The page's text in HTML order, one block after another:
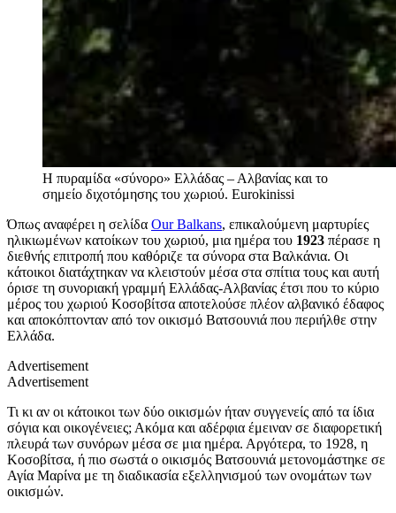
Η πυραμίδα «σύνορο» Ελλάδας – Αλβανίας και το
σημείο διχοτόμησης του χωριού. Eurokinissi
Όπως αναφέρει η σελίδα Our Balkans, επικαλούμενη μαρτυρίες
ηλικιωμένων κατοίκων του χωριού, μια ημέρα του 1923 πέρασε η
διεθνής επιτροπή που καθόριζε τα σύνορα στα Βαλκάνια. Οι
κάτοικοι διατάχτηκαν να κλειστούν μέσα στα σπίτια τους και αυτή
όρισε τη συνοριακή γραμμή Ελλάδας-Αλβανίας έτσι που το κύριο
μέρος του χωριού Κοσοβίτσα αποτελούσε πλέον αλβανικό έδαφος
και αποκόπτονταν από τον οικισμό Βατσουνιά που περιήλθε στην
Ελλάδα.
Advertisement
Advertisement
Τι κι αν οι κάτοικοι των δύο οικισμών ήταν συγγενείς από τα ίδια
σόγια και οικογένειες; Ακόμα και αδέρφια έμειναν σε διαφορετική
πλευρά των συνόρων μέσα σε μια ημέρα. Αργότερα, το 1928, η
Κοσοβίτσα, ή πιο σωστά ο οικισμός Βατσουνιά μετονομάστηκε σε
Αγία Μαρίνα με τη διαδικασία εξελληνισμού των ονομάτων των
οικισμών.